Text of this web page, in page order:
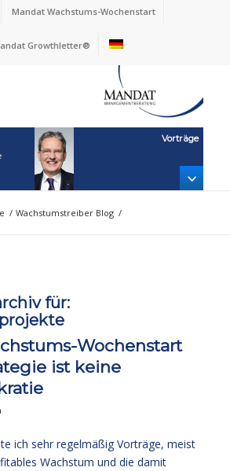
Mandat Wachstums-Wochenstart
Growthletter®
Vorträge
/ Wachstumstreiber Blog /
für:
Wochenstart
ist keine
ich sehr regelmäßig Vorträge, meist
Wachstum und die damit